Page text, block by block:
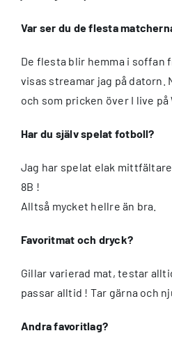
Var ser du de flesta
De flesta blir hemma i soffan
visas streamar jag på datorn.
och som pricken över I live på
Har du själv spelat fotboll?
Jag har spelat elak mittfältare
8B !
Alltså mycket hellre än bra.
Favoritmat och dryck?
Gillar varierad mat, testar
passar alltid ! Tar gärna och
Andra favoritlag?